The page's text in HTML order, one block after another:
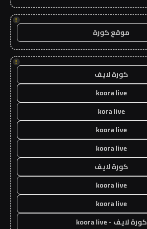
!
موقع كورة
!
كورة لايف
koora live
kora live
koora live
koora live
كورة لايف
koora live
koora live
كورة لايف - koora live